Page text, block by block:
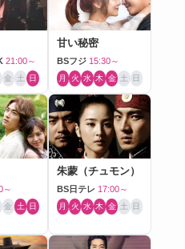
21:00～
金 土 日
甘い秘密
BSフジ 15:30～
月 火 水 木 金 土 日
～
金 土 日
朱蒙（チュモン）
BS日テレ 17:00～
月 火 水 木 金 土 日